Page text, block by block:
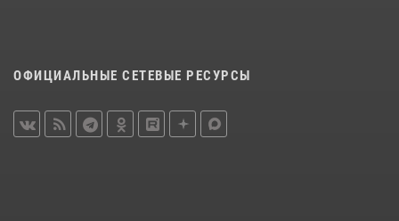
ОФИЦИАЛЬНЫЕ СЕТЕВЫЕ РЕСУРСЫ